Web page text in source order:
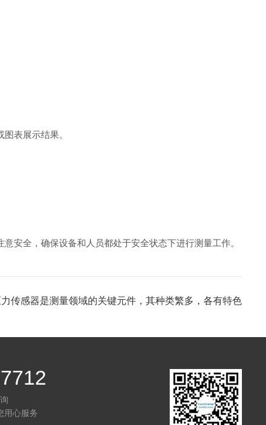
表展示结果。
全，确保设备和人员都处于安全状态下进行测量工作。
力传感器是测量领域的关键元件，其种类繁多，各有特色
用心服务